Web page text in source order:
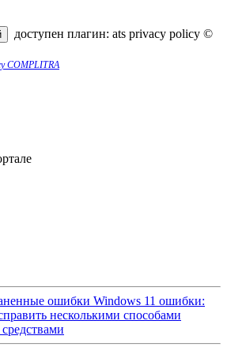
доступен плагин: ats privacy policy ©
COMPLITRA
ошибки Windows 11 ошибки:
несколькими способами